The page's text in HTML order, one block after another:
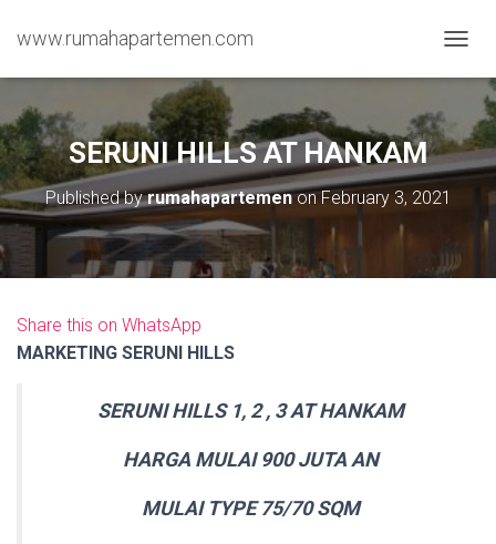
www.rumahapartemen.com
O
L
E
G
SERUNI HILLS AT HANKAM
Published byrumahapartemenonFebruary 3, 2021
Share this on WhatsApp
MARKETING SERUNI HILLS
SERUNI HILLS 1, 2 , 3 AT HANKAM
HARGA MULAI 900 JUTA AN
MULAI TYPE 75/70 SQM